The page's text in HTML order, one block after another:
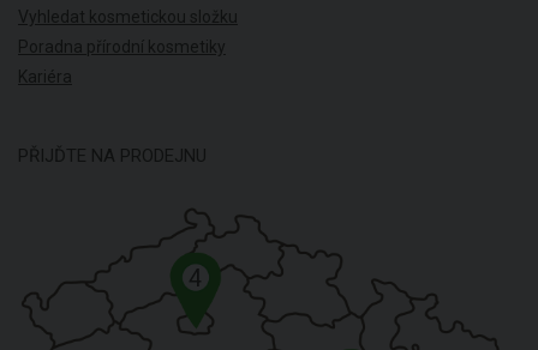
Vyhledat kosmetickou složku
Poradna přírodní kosmetiky
Kariéra
PŘIJĎTE NA PRODEJNU
4